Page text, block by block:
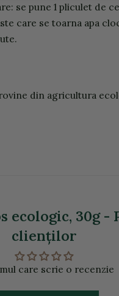
se pune 1 pliculet de
care se toarna apa
din agricultura
ecologic, 30g -
clienţilor
care scrie o recenzie